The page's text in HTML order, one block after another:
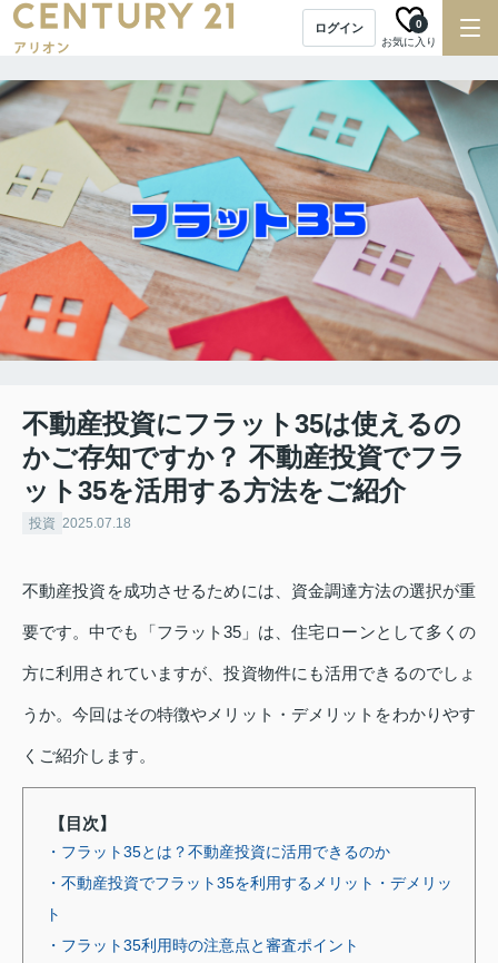
ログイン
お気に入り
0
不動産投資にフラット35は使えるの
かご存知ですか？ 不動産投資でフラ
ット35を活用する方法をご紹介
投資 2025.07.18
不動産投資を成功させるためには、資金調達方法の選択が重
要です。中でも「フラット35」は、住宅ローンとして多くの
方に利用されていますが、投資物件にも活用できるのでしょ
うか。今回はその特徴やメリット・デメリットをわかりやす
くご紹介します。
【目次】
・フラット35とは？不動産投資に活用できるのか
・不動産投資でフラット35を利用するメリット・デメリッ
ト
・フラット35利用時の注意点と審査ポイント